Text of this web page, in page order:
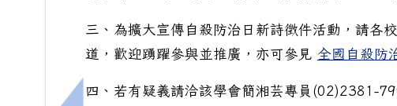
三、為擴大宣傳自殺防治日新詩徵件活動，請各
道，歡迎踴躍參與並推廣，亦可參見 全國自殺防
四、若有疑義請洽該學會簡湘芸專員(02)2381-